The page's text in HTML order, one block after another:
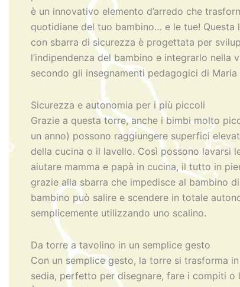
lavagna
quantità
è un innovativo elemento d’arredo che
quotidiane del tuo bambino… e le tue! Questa
con sbarra di sicurezza è progettata per
l’indipendenza del bambino e integrarlo nella
secondo gli insegnamenti pedagogici di Maria
Sicurezza e autonomia per i più piccoli
Grazie a questa torre, anche i bimbi molto
un anno) possono raggiungere superfici
della cucina o il lavello. Così possono lavarsi
aiutare mamma e papà in cucina, il tutto in
grazie alla sbarra che impedisce al bambino
bambino può salire e scendere in totale
semplicemente utilizzando uno scalino.
Da torre a tavolino in un semplice gesto
Con un semplice gesto, la torre si trasforma
sedia, perfetto per disegnare, fare i compiti o